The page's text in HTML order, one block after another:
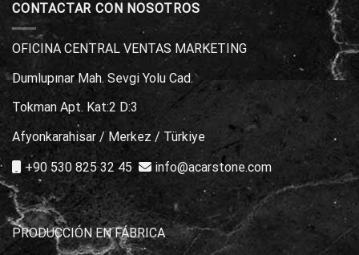
CONTACTAR CON NOSOTROS
OFICINA CENTRAL VENTAS MARKETING
Dumlupınar Mah. Sevgi Yolu Cad.
Tokman Apt. Kat:2 D:3
Afyonkarahisar / Merkez / Türkiye
+90 530 825 32 45
info@acarstone.com
PRODUCCIÓN EN FÁBRICA